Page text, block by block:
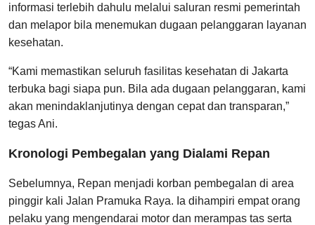
informasi terlebih dahulu melalui saluran resmi pemerintah
dan melapor bila menemukan dugaan pelanggaran layanan
kesehatan.
“Kami memastikan seluruh fasilitas kesehatan di Jakarta
terbuka bagi siapa pun. Bila ada dugaan pelanggaran, kami
akan menindaklanjutinya dengan cepat dan transparan,”
tegas Ani.
Kronologi Pembegalan yang Dialami Repan
Sebelumnya, Repan menjadi korban pembegalan di area
pinggir kali Jalan Pramuka Raya. Ia dihampiri empat orang
pelaku yang mengendarai motor dan merampas tas serta